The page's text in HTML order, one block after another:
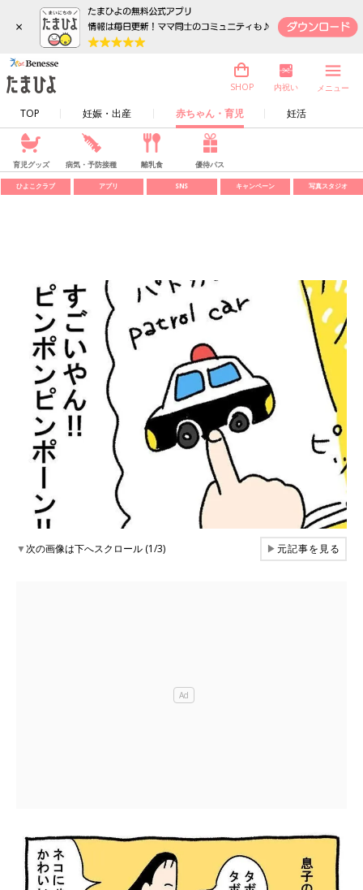
×
TOP 妊娠・出産 赤ちゃん・育児 妊活
SHOP 内祝い メニュー
育児グッズ 病気・予防接種 離乳食 優待パス
ひよこクラブ アプリ SNS キャンペーン 写真スタジオ
▼次の画像は下へスクロール (1/3) ▶元記事を見る